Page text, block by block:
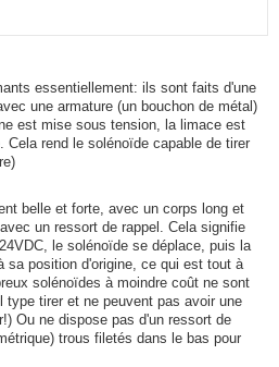
essentiellement: ils sont faits d'une
une armature (un bouchon de métal)
est mise sous tension, la limace est
Cela rend le solénoïde capable de tirer
belle et forte, avec un corps long et
un ressort de rappel. Cela signifie
le solénoïde se déplace, puis la
sa position d'origine, ce qui est tout à
solénoïdes à moindre coût ne sont
type tirer et ne peuvent pas avoir une
Ou ne dispose pas d'un ressort de
trous filetés dans le bas pour